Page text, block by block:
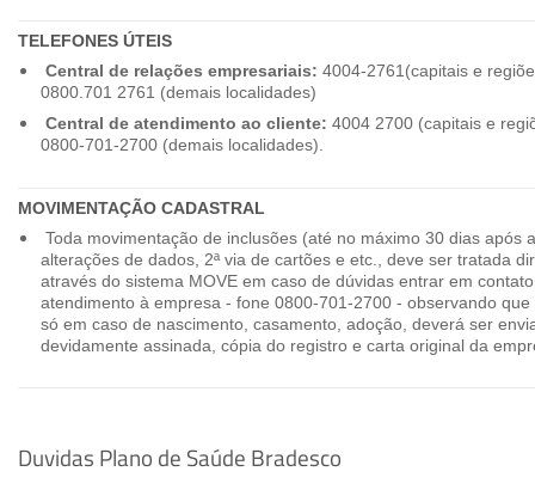
TELEFONES ÚTEIS
Central de relações empresariais: 4004-2761(capitais e
0800.701 2761 (demais localidades)
Central de atendimento ao cliente: 4004 2700 (capitais e
0800-701-2700 (demais localidades).
MOVIMENTAÇÃO CADASTRAL
Toda movimentação de inclusões (até no máximo 30 dias após
alterações de dados, 2ª via de cartões e etc., deve ser tratada
através do sistema MOVE em caso de dúvidas entrar em
atendimento à empresa - fone 0800-701-2700 - observando
só em caso de nascimento, casamento, adoção, deverá ser
devidamente assinada, cópia do registro e carta original da
Duvidas Plano de Saúde Bradesco